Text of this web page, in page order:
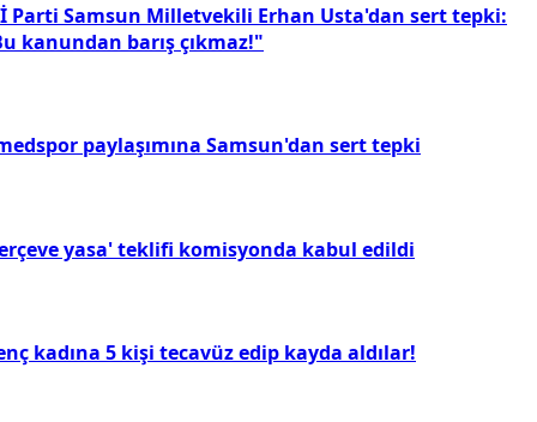
Parti Samsun Milletvekili Erhan Usta'dan sert tepki:
kanundan barış çıkmaz!"
paylaşımına Samsun'dan sert tepki
yasa' teklifi komisyonda kabul edildi
kadına 5 kişi tecavüz edip kayda aldılar!